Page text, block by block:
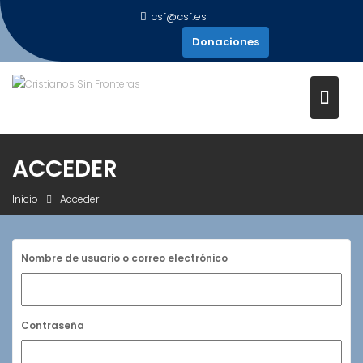
Saltar
al
contenido
csf@csf.es
Donaciones
ACCEDER
Inicio Acceder
Nombre de usuario o correo electrónico
Contraseña